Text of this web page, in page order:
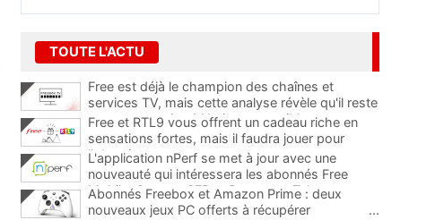
TOUTE L'ACTU
Free est déjà le champion des chaînes et
services TV, mais cette analyse révèle qu'il reste
encore au moins 141 ajouts possibles
Free et RTL9 vous offrent un cadeau riche en
sensations fortes, mais il faudra jouer pour
l'obtenir
L'application nPerf se met à jour avec une
nouveauté qui intéressera les abonnés Free
Mobile, Orange, SFR et Bouygues Telecom
Abonnés Freebox et Amazon Prime : deux
nouveaux jeux PC offerts à récupérer
...